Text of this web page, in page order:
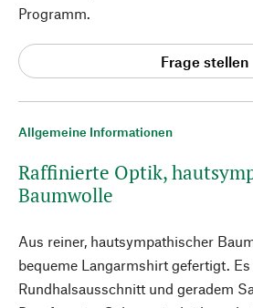
Allgemeine Informationen
Raffinierte Optik,
Baumwolle
Aus reiner, hautsympathischer
bequeme Langarmshirt gefertigt.
Rundhalsausschnitt und geradem
Programm.
Frage stellen